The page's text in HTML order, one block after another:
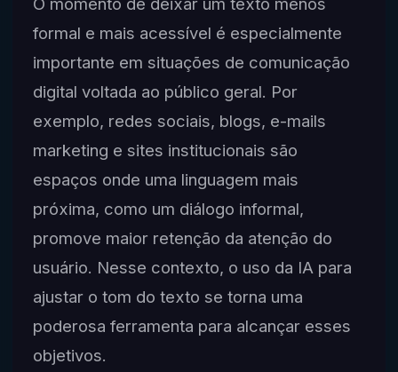
formal e mais acessível é especialmente
importante em situações de comunicação
digital voltada ao público geral. Por
exemplo, redes sociais, blogs, e-mails
marketing e sites institucionais são
espaços onde uma linguagem mais
próxima, como um diálogo informal,
promove maior retenção da atenção do
usuário. Nesse contexto, o uso da IA para
ajustar o tom do texto se torna uma
poderosa ferramenta para alcançar esses
objetivos.